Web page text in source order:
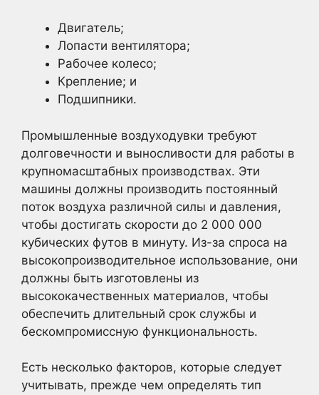
Двигатель;
Лопасти вентилятора;
Рабочее колесо;
Крепление; и
Подшипники.
Промышленные воздуходувки требуют
долговечности и выносливости для работы в
крупномасштабных производствах. Эти
машины должны производить постоянный
поток воздуха различной силы и давления,
чтобы достигать скорости до 2 000 000
кубических футов в минуту. Из-за спроса на
высокопроизводительное использование, они
должны быть изготовлены из
высококачественных материалов, чтобы
обеспечить длительный срок службы и
бескомпромиссную функциональность.
Есть несколько факторов, которые следует
учитывать, прежде чем определять тип